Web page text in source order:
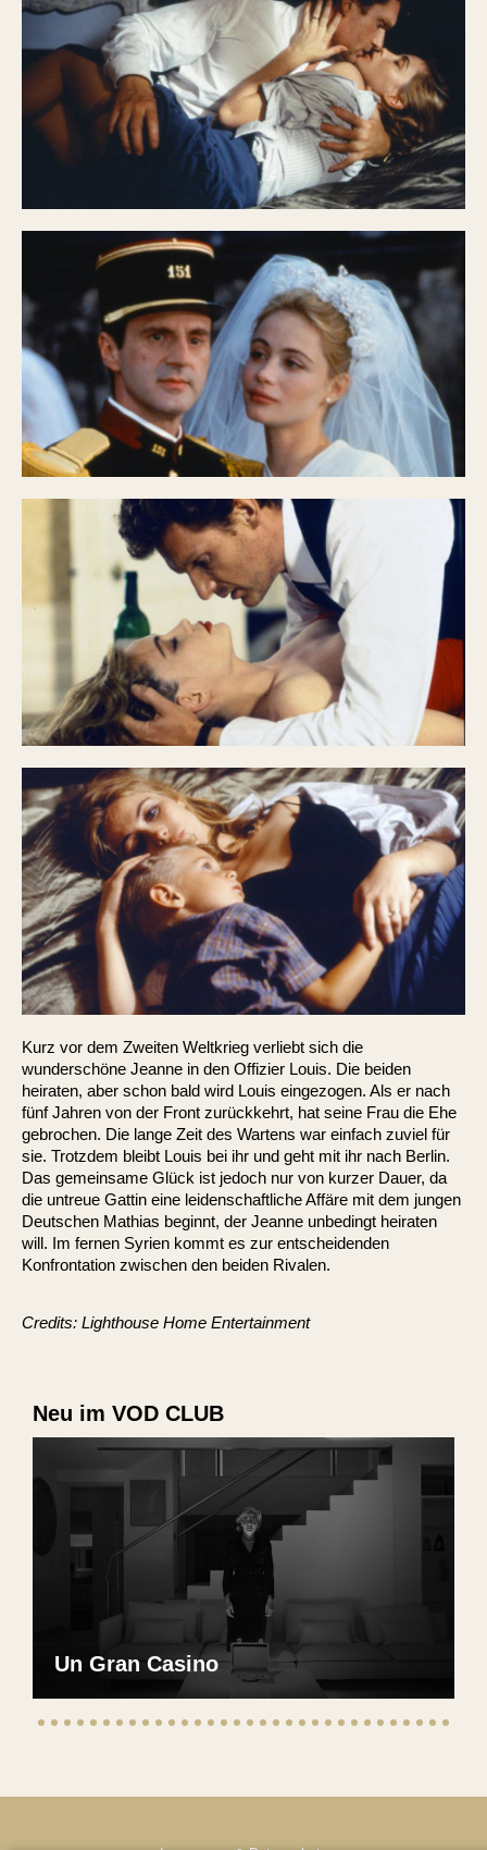
Kurz vor dem Zweiten Weltkrieg verliebt sich die
wunderschöne Jeanne in den Offizier Louis. Die beiden
heiraten, aber schon bald wird Louis eingezogen. Als er nach
fünf Jahren von der Front zurückkehrt, hat seine Frau die Ehe
gebrochen. Die lange Zeit des Wartens war einfach zuviel für
sie. Trotzdem bleibt Louis bei ihr und geht mit ihr nach Berlin.
Das gemeinsame Glück ist jedoch nur von kurzer Dauer, da
die untreue Gattin eine leidenschaftliche Affäre mit dem jungen
Deutschen Mathias beginnt, der Jeanne unbedingt heiraten
will. Im fernen Syrien kommt es zur entscheidenden
Konfrontation zwischen den beiden Rivalen.
Credits: Lighthouse Home Entertainment
Neu im VOD CLUB
Un Gran Casino